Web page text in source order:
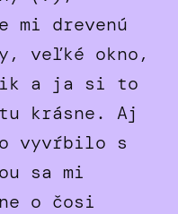
mi drevenú
veľké okno,
a ja si to
krásne. Aj
vyvŕbilo s
sa mi
o čosi